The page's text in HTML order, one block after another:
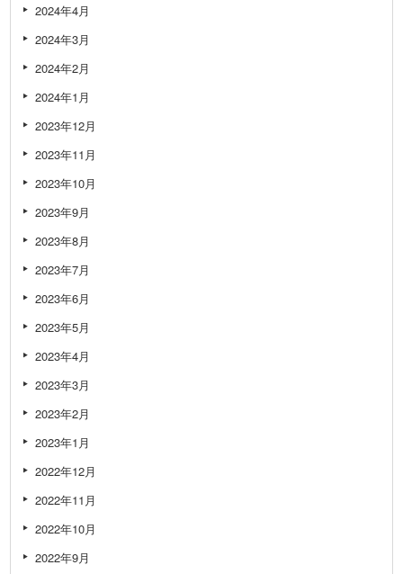
2024年4月
2024年3月
2024年2月
2024年1月
2023年12月
2023年11月
2023年10月
2023年9月
2023年8月
2023年7月
2023年6月
2023年5月
2023年4月
2023年3月
2023年2月
2023年1月
2022年12月
2022年11月
2022年10月
2022年9月